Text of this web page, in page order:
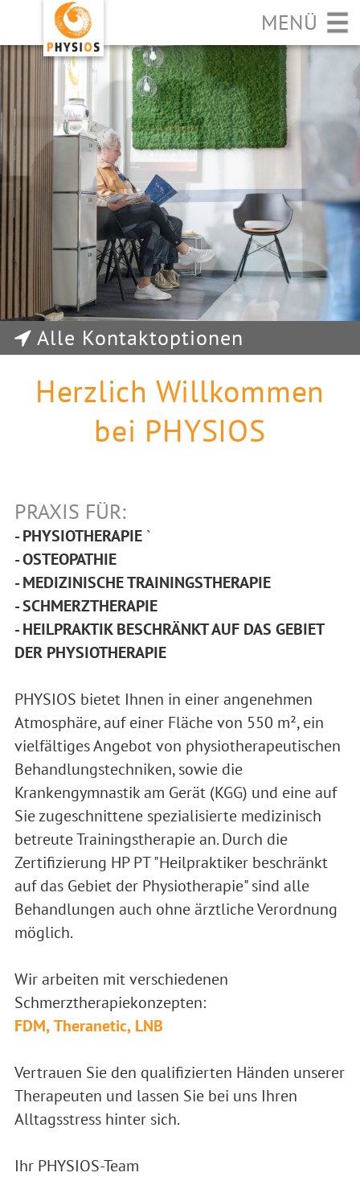
MENÜ
Alle Kontaktoptionen
Herzlich Willkommen
bei PHYSIOS
PRAXIS FÜR:
- PHYSIOTHERAPIE`
- OSTEOPATHIE
- MEDIZINISCHE TRAININGSTHERAPIE
- SCHMERZTHERAPIE
- HEILPRAKTIK BESCHRÄNKT AUF DAS GEBIET
DER PHYSIOTHERAPIE
PHYSIOS bietet Ihnen in einer angenehmen
Atmosphäre, auf einer Fläche von 550 m², ein
vielfältiges Angebot von physiotherapeutischen
Behandlungstechniken, sowie die
Krankengymnastik am Gerät (KGG) und eine auf
Sie zugeschnittene spezialisierte medizinisch
betreute Trainingstherapie an. Durch die
Zertifizierung HP PT "Heilpraktiker beschränkt
auf das Gebiet der Physiotherapie" sind alle
Behandlungen auch ohne ärztliche Verordnung
möglich.
Wir arbeiten mit verschiedenen
Schmerztherapiekonzepten:
FDM,Theranetic, LNB
Vertrauen Sie den qualifizierten Händen unserer
Therapeuten und lassen Sie bei uns Ihren
Alltagsstress hinter sich.
Ihr PHYSIOS-Team